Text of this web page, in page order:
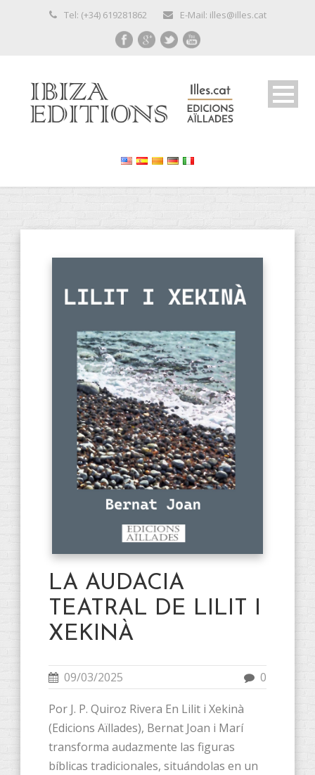
Tel: (+34) 619281862 E-Mail: illes@illes.cat
LA AUDACIA
TEATRAL DE LILIT I
XEKINÀ
09/03/2025 0
Por J. P. Quiroz Rivera En Lilit i Xekinà
(Edicions Aïllades), Bernat Joan i Marí
transforma audazmente las figuras
bíblicas tradicionales, situándolas en un